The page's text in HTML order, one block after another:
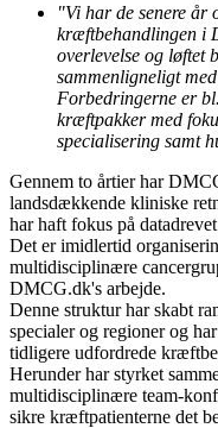
"Vi har de senere år
kræftbehandlingen i
overlevelse og løftet
sammenligneligt
Forbedringerne er
kræftpakker med
specialisering samt
Gennem to årtier har
landsdækkende kliniske
har haft fokus på
Det er imidlertid
multidisciplinære
DMCG.dk's arbejde.
Denne struktur har skabt
specialer og regioner og
tidligere udfordrede
Herunder har styrket
multidisciplinære team-
sikre kræftpatienterne det